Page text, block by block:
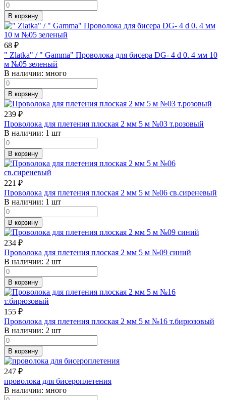
В корзину
68 ₽
" Zlatka" / " Gamma" Проволока для бисера DG- 4 d 0. 4 мм 10
м №05 зеленый
В наличии: много
В корзину
239 ₽
Проволока для плетения плоская 2 мм 5 м №03 т.розовый
В наличии: 1 шт
В корзину
221 ₽
Проволока для плетения плоская 2 мм 5 м №06 св.сиреневый
В наличии: 1 шт
В корзину
234 ₽
Проволока для плетения плоская 2 мм 5 м №09 синий
В наличии: 2 шт
В корзину
155 ₽
Проволока для плетения плоская 2 мм 5 м №16 т.бирюзовый
В наличии: 2 шт
В корзину
247 ₽
проволока для бисероплетения
В наличии: много